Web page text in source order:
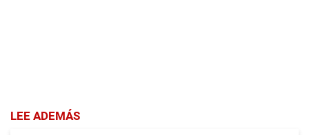
LEE ADEMÁS